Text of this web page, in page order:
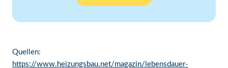
Quellen:
https://www.heizungsbau.net/magazin/lebensdauer-